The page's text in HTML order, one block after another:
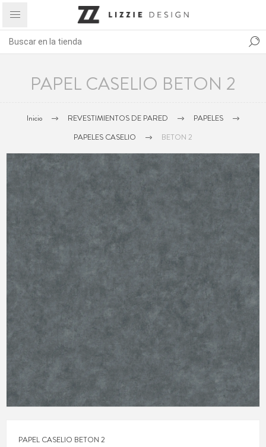
PAPEL CASELIO BETON 2
Inicio REVESTIMIENTOS DE PARED
PAPELES
PAPELES CASELIO
BETON 2
PAPEL CASELIO BETON 2